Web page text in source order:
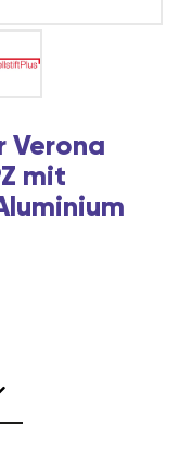
Verona
mit